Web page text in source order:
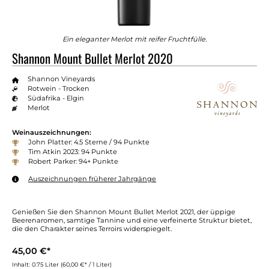
Ein eleganter Merlot mit reifer Fruchtfülle.
Shannon Mount Bullet Merlot 2020
Shannon Vineyards
Rotwein - Trocken
Südafrika - Elgin
Merlot
Weinauszeichnungen:
John Platter: 4.5 Sterne / 94 Punkte
Tim Atkin 2023: 94 Punkte
Robert Parker: 94+ Punkte
Auszeichnungen früherer Jahrgänge
Genießen Sie den Shannon Mount Bullet Merlot 2021, der üppige
Beerenaromen, samtige Tannine und eine verfeinerte Struktur bietet,
die den Charakter seines Terroirs widerspiegelt.
45,00 €*
Inhalt: 0.75 Liter (60,00 €* / 1 Liter)